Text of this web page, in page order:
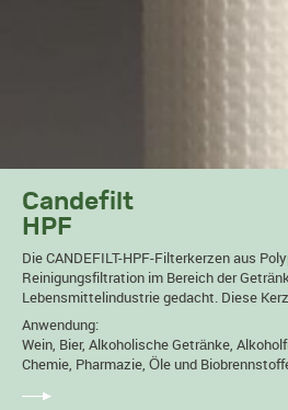
Candefilt
HPF
Die CANDEFILT-HPF-Filterkerzen aus
Reinigungsfiltration im Bereich der
Lebensmittelindustrie gedacht. Diese
Anwendung:
Wein, Bier, Alkoholische Getränke,
Chemie, Pharmazie, Öle und